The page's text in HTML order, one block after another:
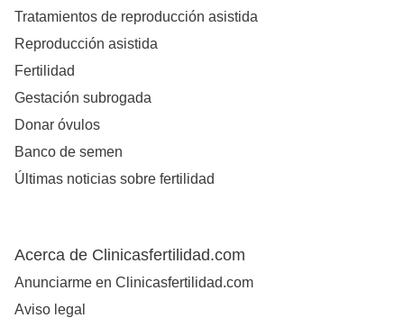
Tratamientos de reproducción asistida
Reproducción asistida
Fertilidad
Gestación subrogada
Donar óvulos
Banco de semen
Últimas noticias sobre fertilidad
Acerca de Clinicasfertilidad.com
Anunciarme en Clinicasfertilidad.com
Aviso legal